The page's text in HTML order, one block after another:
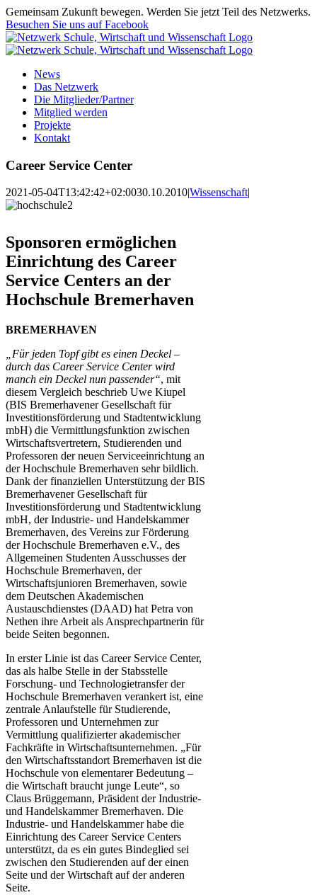
Zum
Inhalt
springen
Gemeinsam Zukunft bewegen. Werden Sie jetzt Teil des Netzwerks.
Besuchen Sie uns auf Facebook
News
Das Netzwerk
Die Mitglieder/Partner
Mitglied werden
Projekte
Kontakt
Career Service Center
2021-05-04T13:42:42+02:0030.10.2010|Wissenschaft|
Sponsoren ermöglichen
Einrichtung des Career
Service Centers an der
Hochschule Bremerhaven
BREMERHAVEN
„Für jeden Topf gibt es einen Deckel –
durch das Career Service Center wird
manch ein Deckel nun passender“, mit
diesem Vergleich beschrieb Uwe Kiupel
(BIS Bremerhavener Gesellschaft für
Investitionsförderung und Stadtentwicklung
mbH) die Vermittlungsfunktion zwischen
Wirtschaftsvertretern, Studierenden und
Professoren der neuen Serviceeinrichtung an
der Hochschule Bremerhaven sehr bildlich.
Dank der finanziellen Unterstützung der BIS
Bremerhavener Gesellschaft für
Investitionsförderung und Stadtentwicklung
mbH, der Industrie- und Handelskammer
Bremerhaven, des Vereins zur Förderung
der Hochschule Bremerhaven e.V., des
Allgemeinen Studenten Ausschusses der
Hochschule Bremerhaven, der
Wirtschaftsjunioren Bremerhaven, sowie
dem Deutschen Akademischen
Austauschdienstes (DAAD) hat Petra von
Nethen ihre Arbeit als Ansprechpartnerin für
beide Seiten begonnen.
In erster Linie ist das Career Service Center,
das als halbe Stelle in der Stabsstelle
Forschung- und Technologietransfer der
Hochschule Bremerhaven verankert ist, eine
zentrale Anlaufstelle für Studierende,
Professoren und Unternehmen zur
Vermittlung qualifizierter akademischer
Fachkräfte in Wirtschaftsunternehmen. „Für
den Wirtschaftsstandort Bremerhaven ist die
Hochschule von elementarer Bedeutung –
die Wirtschaft braucht junge Leute“, so
Claus Brüggemann, Präsident der Industrie-
und Handelskammer Bremerhaven. Die
Industrie- und Handelskammer habe die
Einrichtung des Career Service Centers
unterstützt, da es ein gutes Bindeglied sei
zwischen den Studierenden auf der einen
Seite und der Wirtschaft auf der anderen
Seite.